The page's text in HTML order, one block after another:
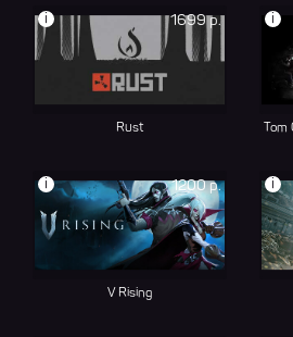
1699 р.
i
Rust
i
Tom
1200 р.
i
V Rising
i